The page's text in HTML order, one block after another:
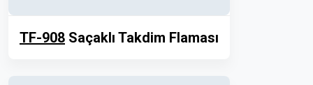
TF-908 Saçaklı Takdim Flaması